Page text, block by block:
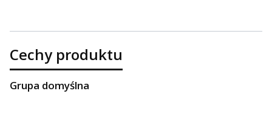
Cechy produktu
Grupa domyślna